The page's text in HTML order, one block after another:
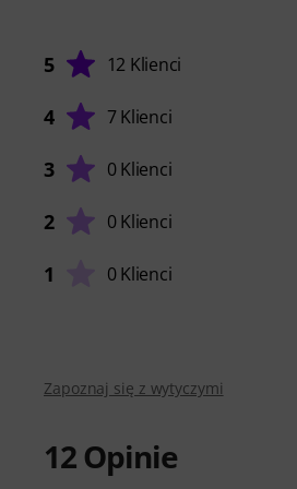
5 12 Klienci
4 7 Klienci
3 0 Klienci
2 0 Klienci
1 0 Klienci
Zapoznaj się z wytyczymi
12Opinie